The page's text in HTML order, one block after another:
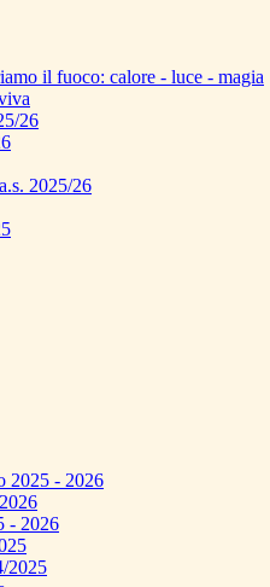
il fuoco: calore - luce - magia
26
2025/26
2025 - 2026
- 2026
2025